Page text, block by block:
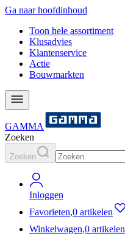
Ga naar hoofdinhoud
Toon hele assortiment
Klusadvies
Klantenservice
Actie
Bouwmarkten
GAMMA
Zoeken
Zoeken
Inloggen
Favorieten,0 artikelen
Winkelwagen,0 artikelen